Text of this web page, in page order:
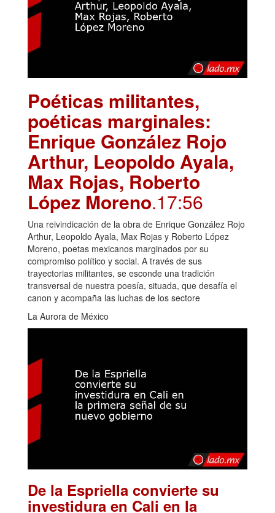
Poéticas militantes,
poéticas marginales:
Enrique González Rojo
Arthur, Leopoldo Ayala,
Max Rojas, Roberto
López Moreno.17:56
Una reivindicación de la obra de Enrique González Rojo
Arthur, Leopoldo Ayala, Max Rojas y Roberto López
Moreno, poetas mexicanos marginados por su
compromiso político y social. A través de sus
trayectorias militantes, se esconde una tradición
transversal de nuestra poesía, situada, que desafía el
canon y acompaña las luchas de los sectore
La Aurora de México
De la Espriella convierte su
investidura en Cali en la